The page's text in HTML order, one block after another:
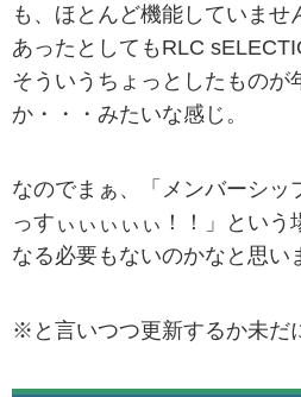
も、ほとんど機能していませ
あったとしてもRLC
そういうちょっとしたものが
か・・・みたいな感じ。
なのでまぁ、「メンバーシッ
っすぃぃぃぃぃ！！」という
なる必要もないのかなと思い
※と言いつつ更新するか未だ